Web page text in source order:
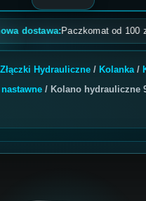
dostawa:Paczkomat od 100 zł,
Złączki Hydrauliczne / Kolanka/
/ Kolano hydrauliczne